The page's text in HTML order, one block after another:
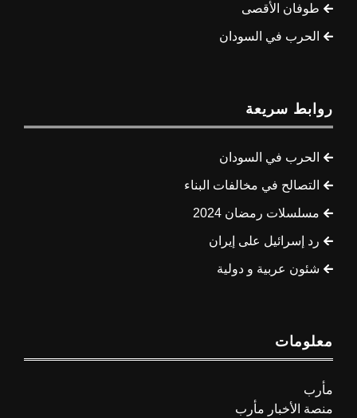
طوفان الأقصى
الحرب في السودان
روابط سريعة
الحرب في السودان
التصالح في مخالفات البناء
مسلسلات رمضان 2024
رد إسرائيل على إيران
شئون عربية و دولية
معلومات
مأرب
منصة الأخبار مأرب